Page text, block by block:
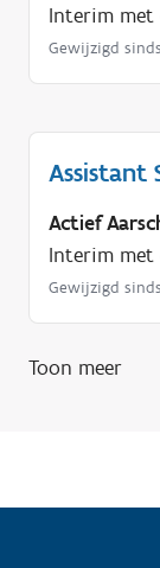
Interim
Gewijzigd
Assistant
Actief
Interim
Gewijzigd
Toon meer